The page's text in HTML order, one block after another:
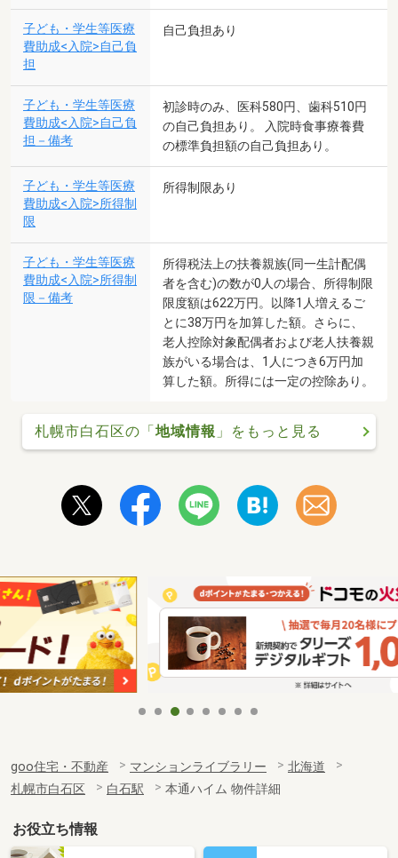
子ども・学生等医療
費助成<入院>自己負
担
自己負担あり
子ども・学生等医療
費助成<入院>自己負
担－備考
初診時のみ、医科580円、歯科510円
の自己負担あり。 入院時食事療養費
の標準負担額の自己負担あり。
子ども・学生等医療
費助成<入院>所得制
限
所得制限あり
子ども・学生等医療
費助成<入院>所得制
限－備考
所得税法上の扶養親族(同一生計配偶
者を含む)の数が0人の場合、所得制限
限度額は622万円。以降1人増えるご
とに38万円を加算した額。さらに、
老人控除対象配偶者および老人扶養親
族がいる場合は、1人につき6万円加
算した額。所得には一定の控除あり。
札幌市白石区の「地域情報 」をもっと見る
goo住宅・不動産 マンションライブラリー
北海道
札幌市白石区
白石駅 本通ハイム 物件詳細
お役立ち情報